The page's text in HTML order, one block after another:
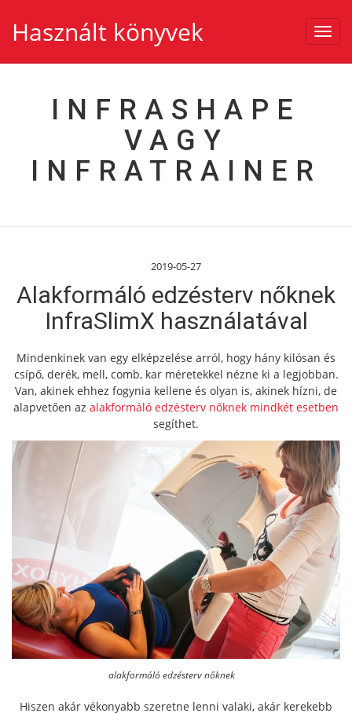
Használt könyvek
INFRASHAPE
VAGY
INFRATRAINER
2019-05-27
Alakformáló edzésterv nőknek
InfraSlimX használatával
Mindenkinek van egy elképzelése arról, hogy hány kilósan és
csípő, derék, mell, comb, kar méretekkel nézne ki a legjobban.
Van, akinek ehhez fogynia kellene és olyan is, akinek hízni, de
alapvetően az alakformáló edzésterv nőknek mindkét esetben
segíthet.
alakformáló edzésterv nőknek
Hiszen akár vékonyabb szeretne lenni valaki, akár kerekebb